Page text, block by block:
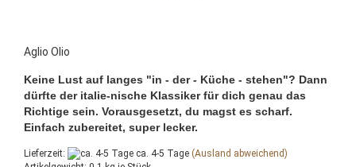
Aglio Olio
Keine Lust auf langes "in - der - Küche - stehen"? Dann
dürfte der italie-nische Klassiker für dich genau das
Richtige sein. Vorausgesetzt, du magst es scharf.
Einfach zubereitet, super lecker.
Lieferzeit: ca. 4-5 Tage (Ausland abweichend)